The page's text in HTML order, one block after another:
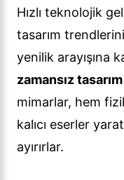
Hızlı teknolojik
tasarım
yenilik arayışına
zamansız
mimarlar, hem
kalıcı eserler
ayırırlar.